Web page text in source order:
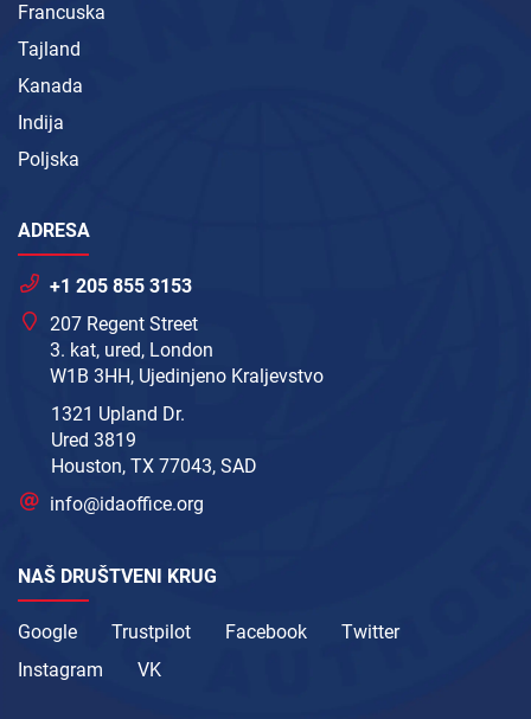
Francuska
Tajland
Kanada
Indija
Poljska
ADRESA
+1 205 855 3153
207 Regent Street
3. kat, ured, London
W1B 3HH, Ujedinjeno Kraljevstvo
1321 Upland Dr.
Ured 3819
Houston, TX 77043, SAD
info@idaoffice.org
NAŠ DRUŠTVENI KRUG
Google Trustpilot Facebook
Twitter
Instagram
VK